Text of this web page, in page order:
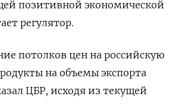
позитивной экономической
регулятор.
потолков цен на российскую
на объемы экспорта
ЦБР, исходя из текущей